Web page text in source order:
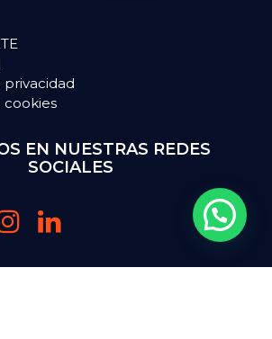
privacidad
cookies
EN NUESTRAS REDES
SOCIALES